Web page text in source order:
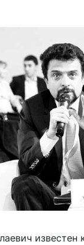
известен